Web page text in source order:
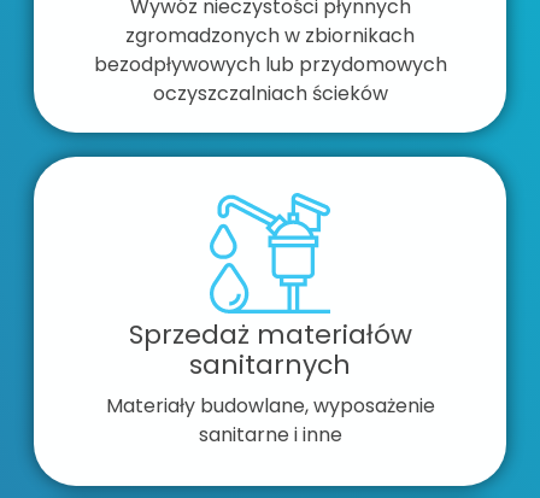
Wywóz nieczystości płynnych
zgromadzonych w zbiornikach
bezodpływowych lub przydomowych
oczyszczalniach ścieków
Sprzedaż materiałów
sanitarnych
Materiały budowlane, wyposażenie
sanitarne i inne